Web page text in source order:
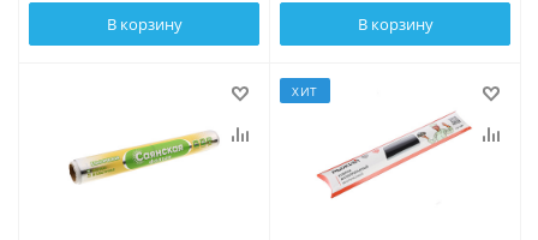
В корзину В корзину
ХИТ